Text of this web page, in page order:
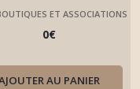
et Personnels
ET ASSOCIATIONS
0€
AU PANIER